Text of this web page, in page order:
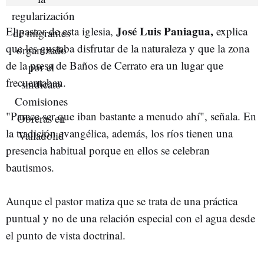
El pastor de esta iglesia, José Luis Paniagua, explica
que les gustaba disfrutar de la naturaleza y que la zona
de la presa de Baños de Cerrato era un lugar que
frecuentaban.
"Parece ser que iban bastante a menudo ahí", señala. En
la tradición evangélica, además, los ríos tienen una
presencia habitual porque en ellos se celebran
bautismos.
Aunque el pastor matiza que se trata de una práctica
puntual y no de una relación especial con el agua desde
el punto de vista doctrinal.